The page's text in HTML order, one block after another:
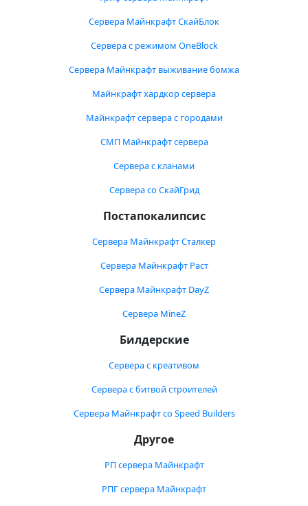
Сервера Майнкрафт СкайБлок
Сервера с режимом OneBlock
Сервера Майнкрафт выживание бомжа
Майнкрафт хардкор сервера
Майнкрафт сервера с городами
СМП Майнкрафт сервера
Сервера с кланами
Сервера со СкайГрид
Постапокалипсис
Сервера Майнкрафт Сталкер
Сервера Майнкрафт Раст
Сервера Майнкрафт DayZ
Сервера MineZ
Билдерские
Сервера с креативом
Сервера с битвой строителей
Сервера Майнкрафт со Speed Builders
Другое
РП сервера Майнкрафт
РПГ сервера Майнкрафт